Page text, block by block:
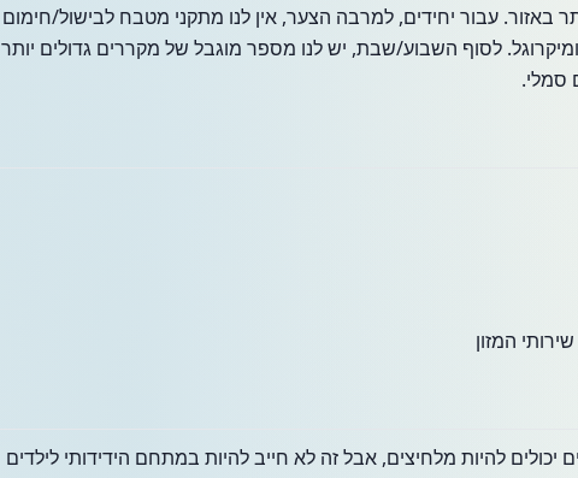
באזור. עבור יחידים, למרבה הצער, אין לנו מתקני מטבח לבישול/חימום
לסוף השבוע/שבת, יש לנו מספר מוגבל של מקררים גדולים יותר
סמלי.
המזון
להיות מלחיצים, אבל זה לא חייב להיות במתחם הידידותי לילדים